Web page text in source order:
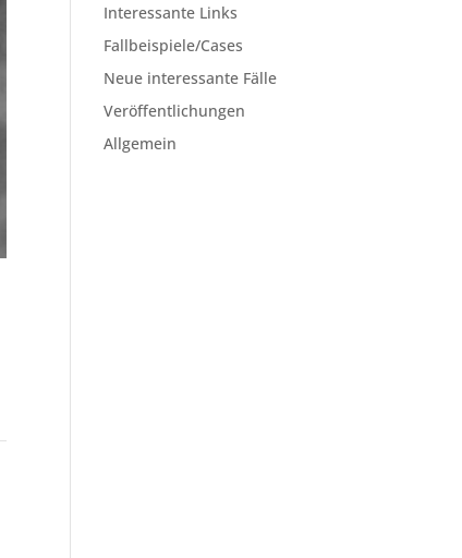
Interessante Links
Fallbeispiele/Cases
Neue interessante Fälle
Veröffentlichungen
Allgemein